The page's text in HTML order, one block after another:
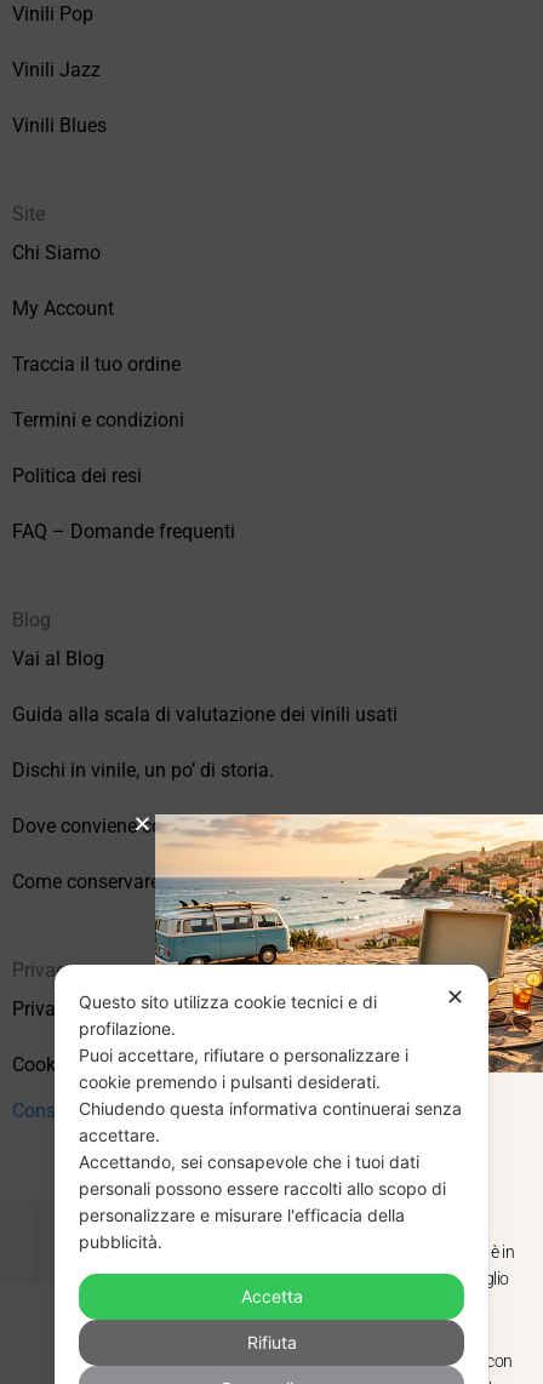
Vinili Pop
Vinili Jazz
Vinili Blues
Site
Chi Siamo
My Account
Traccia il tuo ordine
Termini e condizioni
Politica dei resi
FAQ – Domande frequenti
Blog
Vai al Blog
Guida alla scala di valutazione dei vinili usati
Dischi in vinile, un po’ di storia.
Dove conviene comprare vinili online?
Come conservare correttamente i vinili usati
Privacy
Privacy Policy
Cookie Policy (UE)
Consenso
Copyright © 2026 Vendita Vinili Usati | P.IVA 12240940960
NextWebStudio
✕
Questo sito utilizza cookie tecnici e di
profilazione.
Puoi accettare, rifiutare o personalizzare i
cookie premendo i pulsanti desiderati.
Chiudendo questa informativa continuerai senza
accettare.
Accettando, sei consapevole che i tuoi dati
personali possono essere raccolti allo scopo di
personalizzare e misurare l'efficacia della
pubblicità.
Accetta
Rifiuta
CHIUSURA
ESTIVA
Dal 29 luglio al 31 agosto venditaviniliusati.it è in
pausa estiva. Gli ordini ricevuti entro il 29 luglio
saranno spediti regolarmente.
Torniamo il 1 settembre, pronti a riprendere con